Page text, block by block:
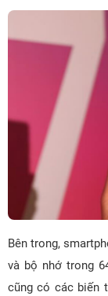
Bên trong,
và bộ nhớ trong
cũng có các biến